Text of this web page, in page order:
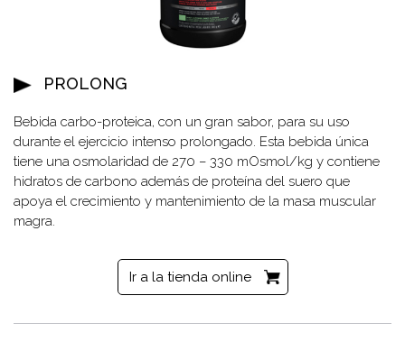
PROLONG
Bebida carbo-proteica, con un gran sabor, para su uso
durante el ejercicio intenso prolongado. Esta bebida única
tiene una osmolaridad de 270 – 330 mOsmol/kg y contiene
hidratos de carbono además de proteína del suero que
apoya el crecimiento y mantenimiento de la masa muscular
magra.
Ir a la tienda online